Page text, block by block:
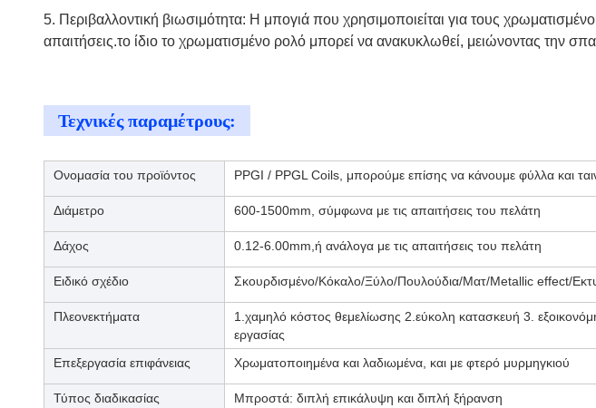
5. Περιβαλλοντική βιωσιμότητα: Η μπογιά που χρησιμοποιείται για τους
απαιτήσεις.το ίδιο το χρωματισμένο ρολό μπορεί να ανακυκλωθεί, μειώνοντας την
Τεχνικές παραμέτρους:
Ονομασία του προϊόντος PPGI / PPGL Coils, μπορούμε επίσης να κάνουμε φύλλα και
Διάμετρο 600-1500mm, σύμφωνα με τις απαιτήσεις του πελάτη
Δάχος 0.12-6.00mm,ή ανάλογα με τις απαιτήσεις του πελάτη
Ειδικό σχέδιο Σκουρδισμένο/Κόκαλο/Ξύλο/Πουλούδια/Ματ/Metallic effect/
Πλεονεκτήματα
1.χαμηλό κόστος θεμελίωσης 2.εύκολη κατασκευή 3.
εργασίας
Επεξεργασία επιφάνειας
Χρωματοποιημένα και λαδιωμένα, και με φτερό μυρμηγκιού
Τύπος διαδικασίας
Μπροστά: διπλή επικάλυψη και διπλή ξήρανση